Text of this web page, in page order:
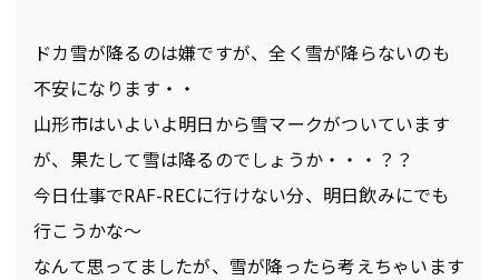
ドカ雪が降るのは嫌ですが、全く雪が降らないのも
不安になります・・
山形市はいよいよ明日から雪マークがついています
が、果たして雪は降るのでしょうか・・・？？
今日仕事でRAF-RECに行けない分、明日飲みにでも
行こうかな～
なんて思ってましたが、雪が降ったら考えちゃいます